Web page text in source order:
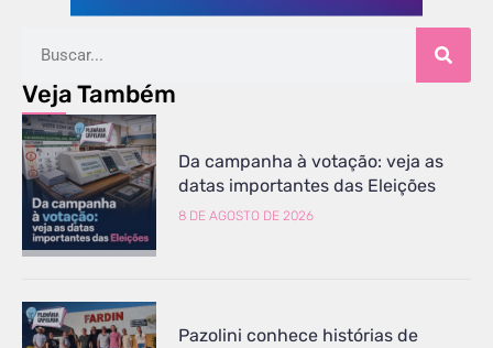
Veja Também
Da campanha à votação: veja as
datas importantes das Eleições
8 DE AGOSTO DE 2026
Pazolini conhece histórias de